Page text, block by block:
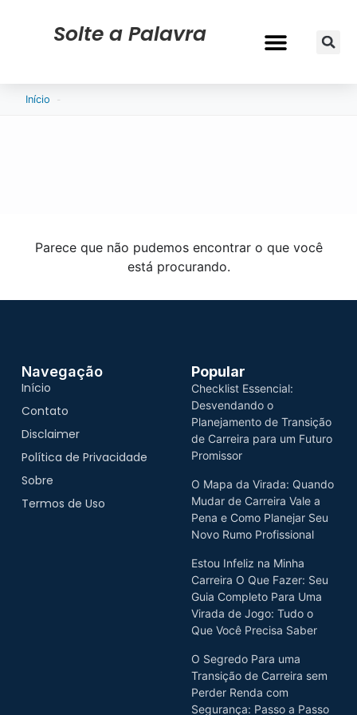
Solte a Palavra
Início -
Parece que não pudemos encontrar o que você
está procurando.
Navegação
Início
Contato
Disclaimer
Política de Privacidade
Sobre
Termos de Uso
Popular
Checklist Essencial:
Desvendando o
Planejamento de Transição
de Carreira para um Futuro
Promissor
O Mapa da Virada: Quando
Mudar de Carreira Vale a
Pena e Como Planejar Seu
Novo Rumo Profissional
Estou Infeliz na Minha
Carreira O Que Fazer: Seu
Guia Completo Para Uma
Virada de Jogo: Tudo o
Que Você Precisa Saber
O Segredo Para uma
Transição de Carreira sem
Perder Renda com
Segurança: Passo a Passo